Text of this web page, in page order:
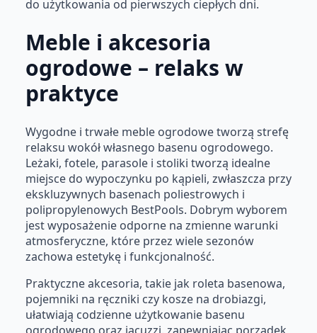
do użytkowania od pierwszych ciepłych dni.
Meble i akcesoria
ogrodowe – relaks w
praktyce
Wygodne i trwałe meble ogrodowe tworzą strefę
relaksu wokół własnego basenu ogrodowego.
Leżaki, fotele, parasole i stoliki tworzą idealne
miejsce do wypoczynku po kąpieli, zwłaszcza przy
ekskluzywnych basenach poliestrowych i
polipropylenowych BestPools. Dobrym wyborem
jest wyposażenie odporne na zmienne warunki
atmosferyczne, które przez wiele sezonów
zachowa estetykę i funkcjonalność.
Praktyczne akcesoria, takie jak roleta basenowa,
pojemniki na ręczniki czy kosze na drobiazgi,
ułatwiają codzienne użytkowanie basenu